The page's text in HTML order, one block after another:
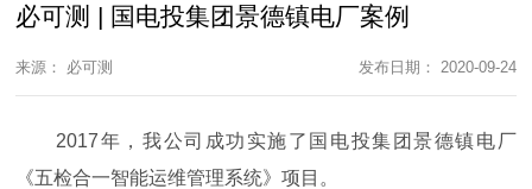
必可测 | 国电投集团景德镇电厂案例
来源： 必可测 发布日期： 2020-09-24
2017年，我公司成功实施了国电投集团景德镇电厂
《五检合一智能运维管理系统》项目。